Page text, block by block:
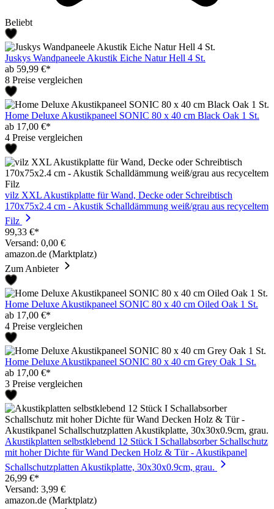
Beliebt
Juskys Wandpaneele Akustik Eiche Natur Hell 4 St.
ab 59,99 €*
8 Preise vergleichen
Home Deluxe Akustikpaneel SONIC 80 x 40 cm Black Oak 1 St.
ab 17,00 €*
4 Preise vergleichen
vilz XXL Akustikplatte für Wand, Decke oder Schreibtisch
170x75x2.4 cm - Akustik Schalldämmung weiß/grau aus recyceltem
Filz
99,33 €*
Versand: 0,00 €
amazon.de (Marktplatz)
Zum Anbieter
Home Deluxe Akustikpaneel SONIC 80 x 40 cm Oiled Oak 1 St.
ab 17,00 €*
4 Preise vergleichen
Home Deluxe Akustikpaneel SONIC 80 x 40 cm Grey Oak 1 St.
ab 17,00 €*
3 Preise vergleichen
Akustikplatten selbstklebend 12 Stück I Schallabsorber Schallschutz
mit hoher Dichte für Wand Decken Holz & Tür - Akustikpanel
Schallschutzplatten Akustikplatte, 30x30x0.9cm, grau.
26,99 €*
Versand: 3,99 €
amazon.de (Marktplatz)